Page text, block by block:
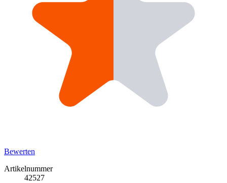
Bewerten
Artikelnummer
42527